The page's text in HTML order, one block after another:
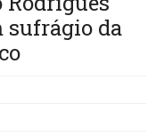
sufrágio da